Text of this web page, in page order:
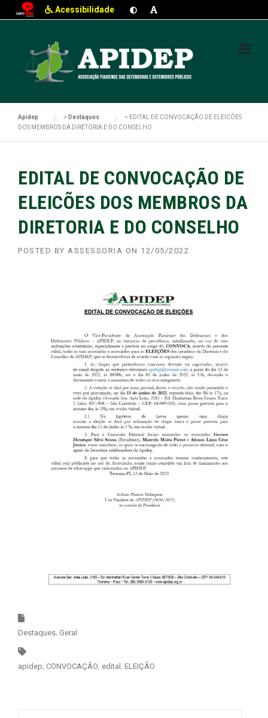
Acessibilidade
Apidep > Destaques > EDITAL DE CONVOCAÇÃO DE ELEICÕES
DOS MEMBROS DA DIRETORIA E DO CONSELHO
EDITAL DE CONVOCAÇÃO DE
ELEICÕES DOS MEMBROS DA
DIRETORIA E DO CONSELHO
POSTED BY ASSESSORIA ON 12/05/2022
Destaques Geral
apidep CONVOCAÇÃO edital ELEIÇÃO